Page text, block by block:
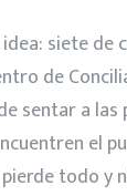
siete de
de
sentar a
el
todo y